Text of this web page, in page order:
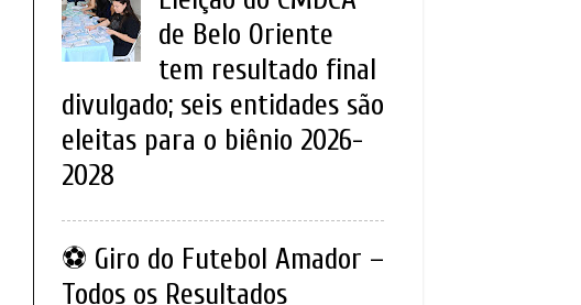
de Belo Oriente
tem resultado final
divulgado; seis entidades são
eleitas para o biênio 2026-
2028
⚽ Giro do Futebol Amador –
Todos os Resultados